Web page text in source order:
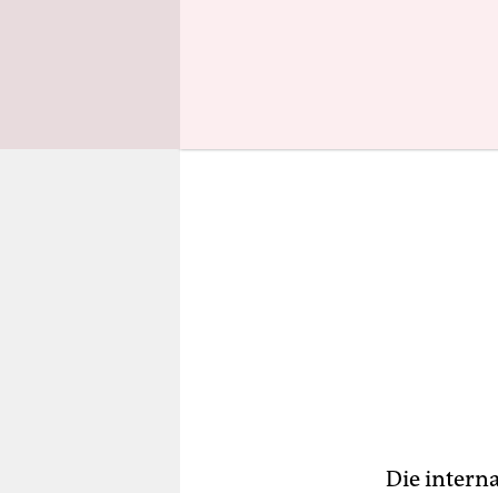
Die